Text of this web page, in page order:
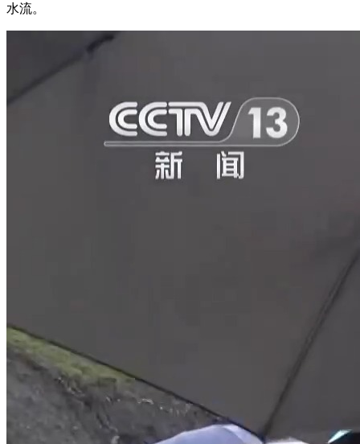
水流。